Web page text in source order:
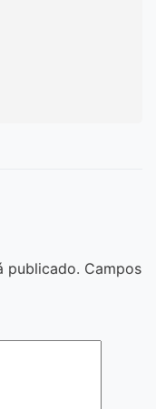
publicado. Campos